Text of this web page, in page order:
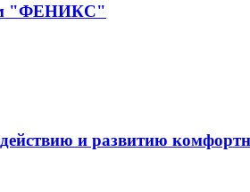
"ФЕНИКС"
и развитию